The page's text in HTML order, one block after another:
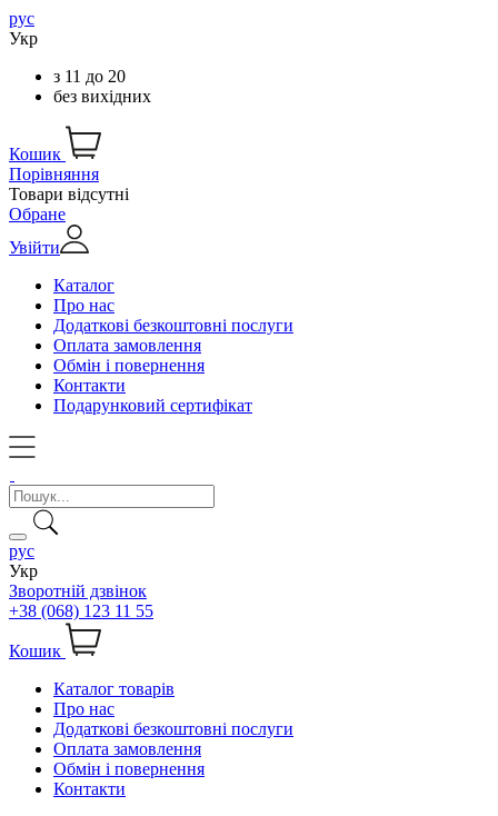
рус
Укр
з 11 до 20
без вихідних
Кошик
Порівняння
Товари відсутні
Обране
Увійти
Каталог
Про нас
Додаткові безкоштовні послуги
Оплата замовлення
Обмін і повернення
Контакти
Подарунковий сертифікат
рус
Укр
Зворотній дзвінок
+38 (068) 123 11 55
Кошик
Каталог товарів
Про нас
Додаткові безкоштовні послуги
Оплата замовлення
Обмін і повернення
Контакти